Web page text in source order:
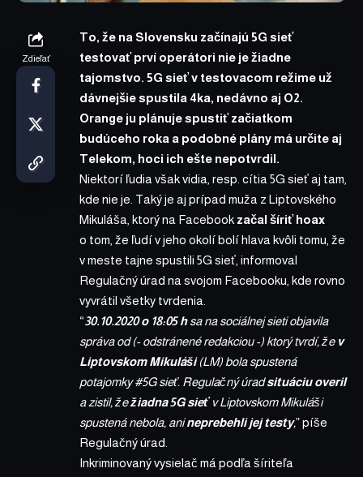
Zdieľať
To, že na Slovensku začínajú 5G sieť
testovať prví operátori nie je žiadne
tajomstvo. 5G sieť v testovacom režime už
dávnejšiespustila 4ka, nedávno aj O2.
Orange ju plánujespustiť začiatkom
budúceho roka a podobné plány má určite aj
Telekom, hoci ich ešte nepotvrdil.
Niektorí ľudia však vidia, resp. cítia 5G sieť aj tam,
kde nie je. Taký je aj prípad muža z Liptovského
Mikuláša, ktorý na Facebook začal šíriť hoax
o tom, že ľudí v jeho okolí bolí hlava kvôli tomu, že
v meste tajne spustili 5G sieť, informoval
Regulačný úrad na svojom Facebooku, kde rovno
vyvrátil všetky tvrdenia.
“30.10.2020 o 18:05 hsa na sociálnej sieti objavila
správa od (- odstránené redakciou -) ktorý tvrdí, že v
Liptovskom Mikuláši(LM) bola spustená
potajomky#5Gsieť. Regulačný úradsituáciu overil
a zistil, žežiadna 5G sieťv Liptovskom Mikuláši
spustená nebola, anineprebehli jej testy,” píše
Regulačný úrad.
Inkriminovaný vysielač má podľa šíriteľa